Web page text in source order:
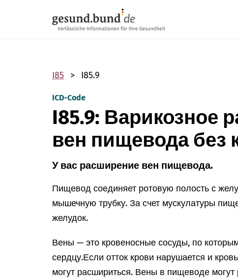
I85 I85.9
ICD-Code
I85.9: Варикозное
вен пищевода без
У вас расширение вен пищевода.
Пищевод соединяет ротовую полость с
мышечную трубку. За счет мускулатуры
желудок.
Вены — это кровеносные сосуды, по
сердцу.Если отток крови нарушается и
могут расшириться. Вены в пищеводе